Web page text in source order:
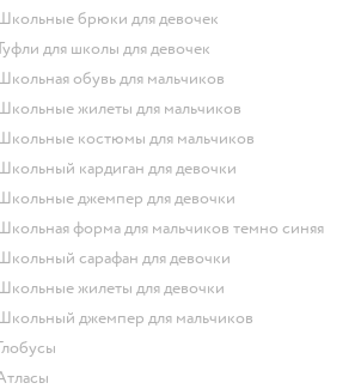
Школьные брюки для девочек
Туфли для школы для девочек
Школьная обувь для мальчиков
Школьные жилеты для мальчиков
Школьные костюмы для мальчиков
Школьный кардиган для девочки
Школьные джемпер для девочки
Школьная форма для мальчиков темно синяя
Школьный сарафан для девочки
Школьные жилеты для девочки
Школьный джемпер для мальчиков
Глобусы
Атласы